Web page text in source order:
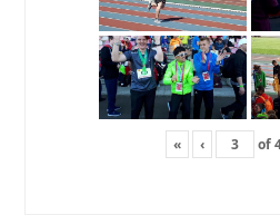
« ‹ of